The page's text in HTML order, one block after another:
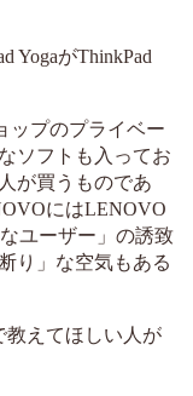
YogaがThinkPad
ップのプライベー
ソフトも入ってお
が買うものであ
にはLENOVO
ユーザー」の誘致
り」な空気もある
教えてほしい人が